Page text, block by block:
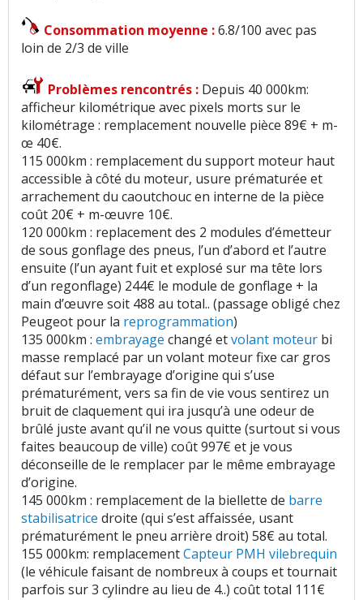
Consommation moyenne :6.8/100 avec pas
loin de 2/3 de ville
Problèmes rencontrés : Depuis 40 000km:
afficheur kilométrique avec pixels morts sur le
kilométrage : remplacement nouvelle pièce 89€ + m-
œ 40€.
115 000km : remplacement du support moteur haut
accessible à côté du moteur, usure prématurée et
arrachement du caoutchouc en interne de la pièce
coût 20€ + m-œuvre 10€.
120 000km : replacement des 2 modules d’émetteur
de sous gonflage des pneus, l’un d’abord et l’autre
ensuite (l’un ayant fuit et explosé sur ma tête lors
d’un regonflage) 244€ le module de gonflage + la
main d’œuvre soit 488 au total.. (passage obligé chez
Peugeot pour la reprogrammation)
135 000km : embrayage changé etvolant moteur bi
masse remplacé par un volant moteur fixe car gros
défaut sur l’embrayage d’origine qui s’use
prématurément, vers sa fin de vie vous sentirez un
bruit de claquement qui ira jusqu’à une odeur de
brûlé juste avant qu’il ne vous quitte (surtout si vous
faites beaucoup de ville) coût 997€ et je vous
déconseille de le remplacer par le même embrayage
d’origine.
145 000km : remplacement de la biellette de barre
stabilisatrice droite (qui s’est affaissée, usant
prématurément le pneu arrière droit) 58€ au total.
155 000km: remplacementCapteur PMH vilebrequin
(le véhicule faisant de nombreux à coups et tournait
parfois sur 3 cylindre au lieu de 4..) coût total 111€